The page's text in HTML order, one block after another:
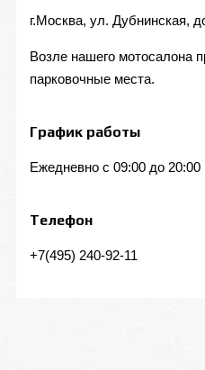
г.Москва, ул. Дубнинская,
Возле нашего мотосалона
парковочные места.
График работы
Ежедневно с 09:00 до 20:00
Телефон
+7(495) 240-92-11